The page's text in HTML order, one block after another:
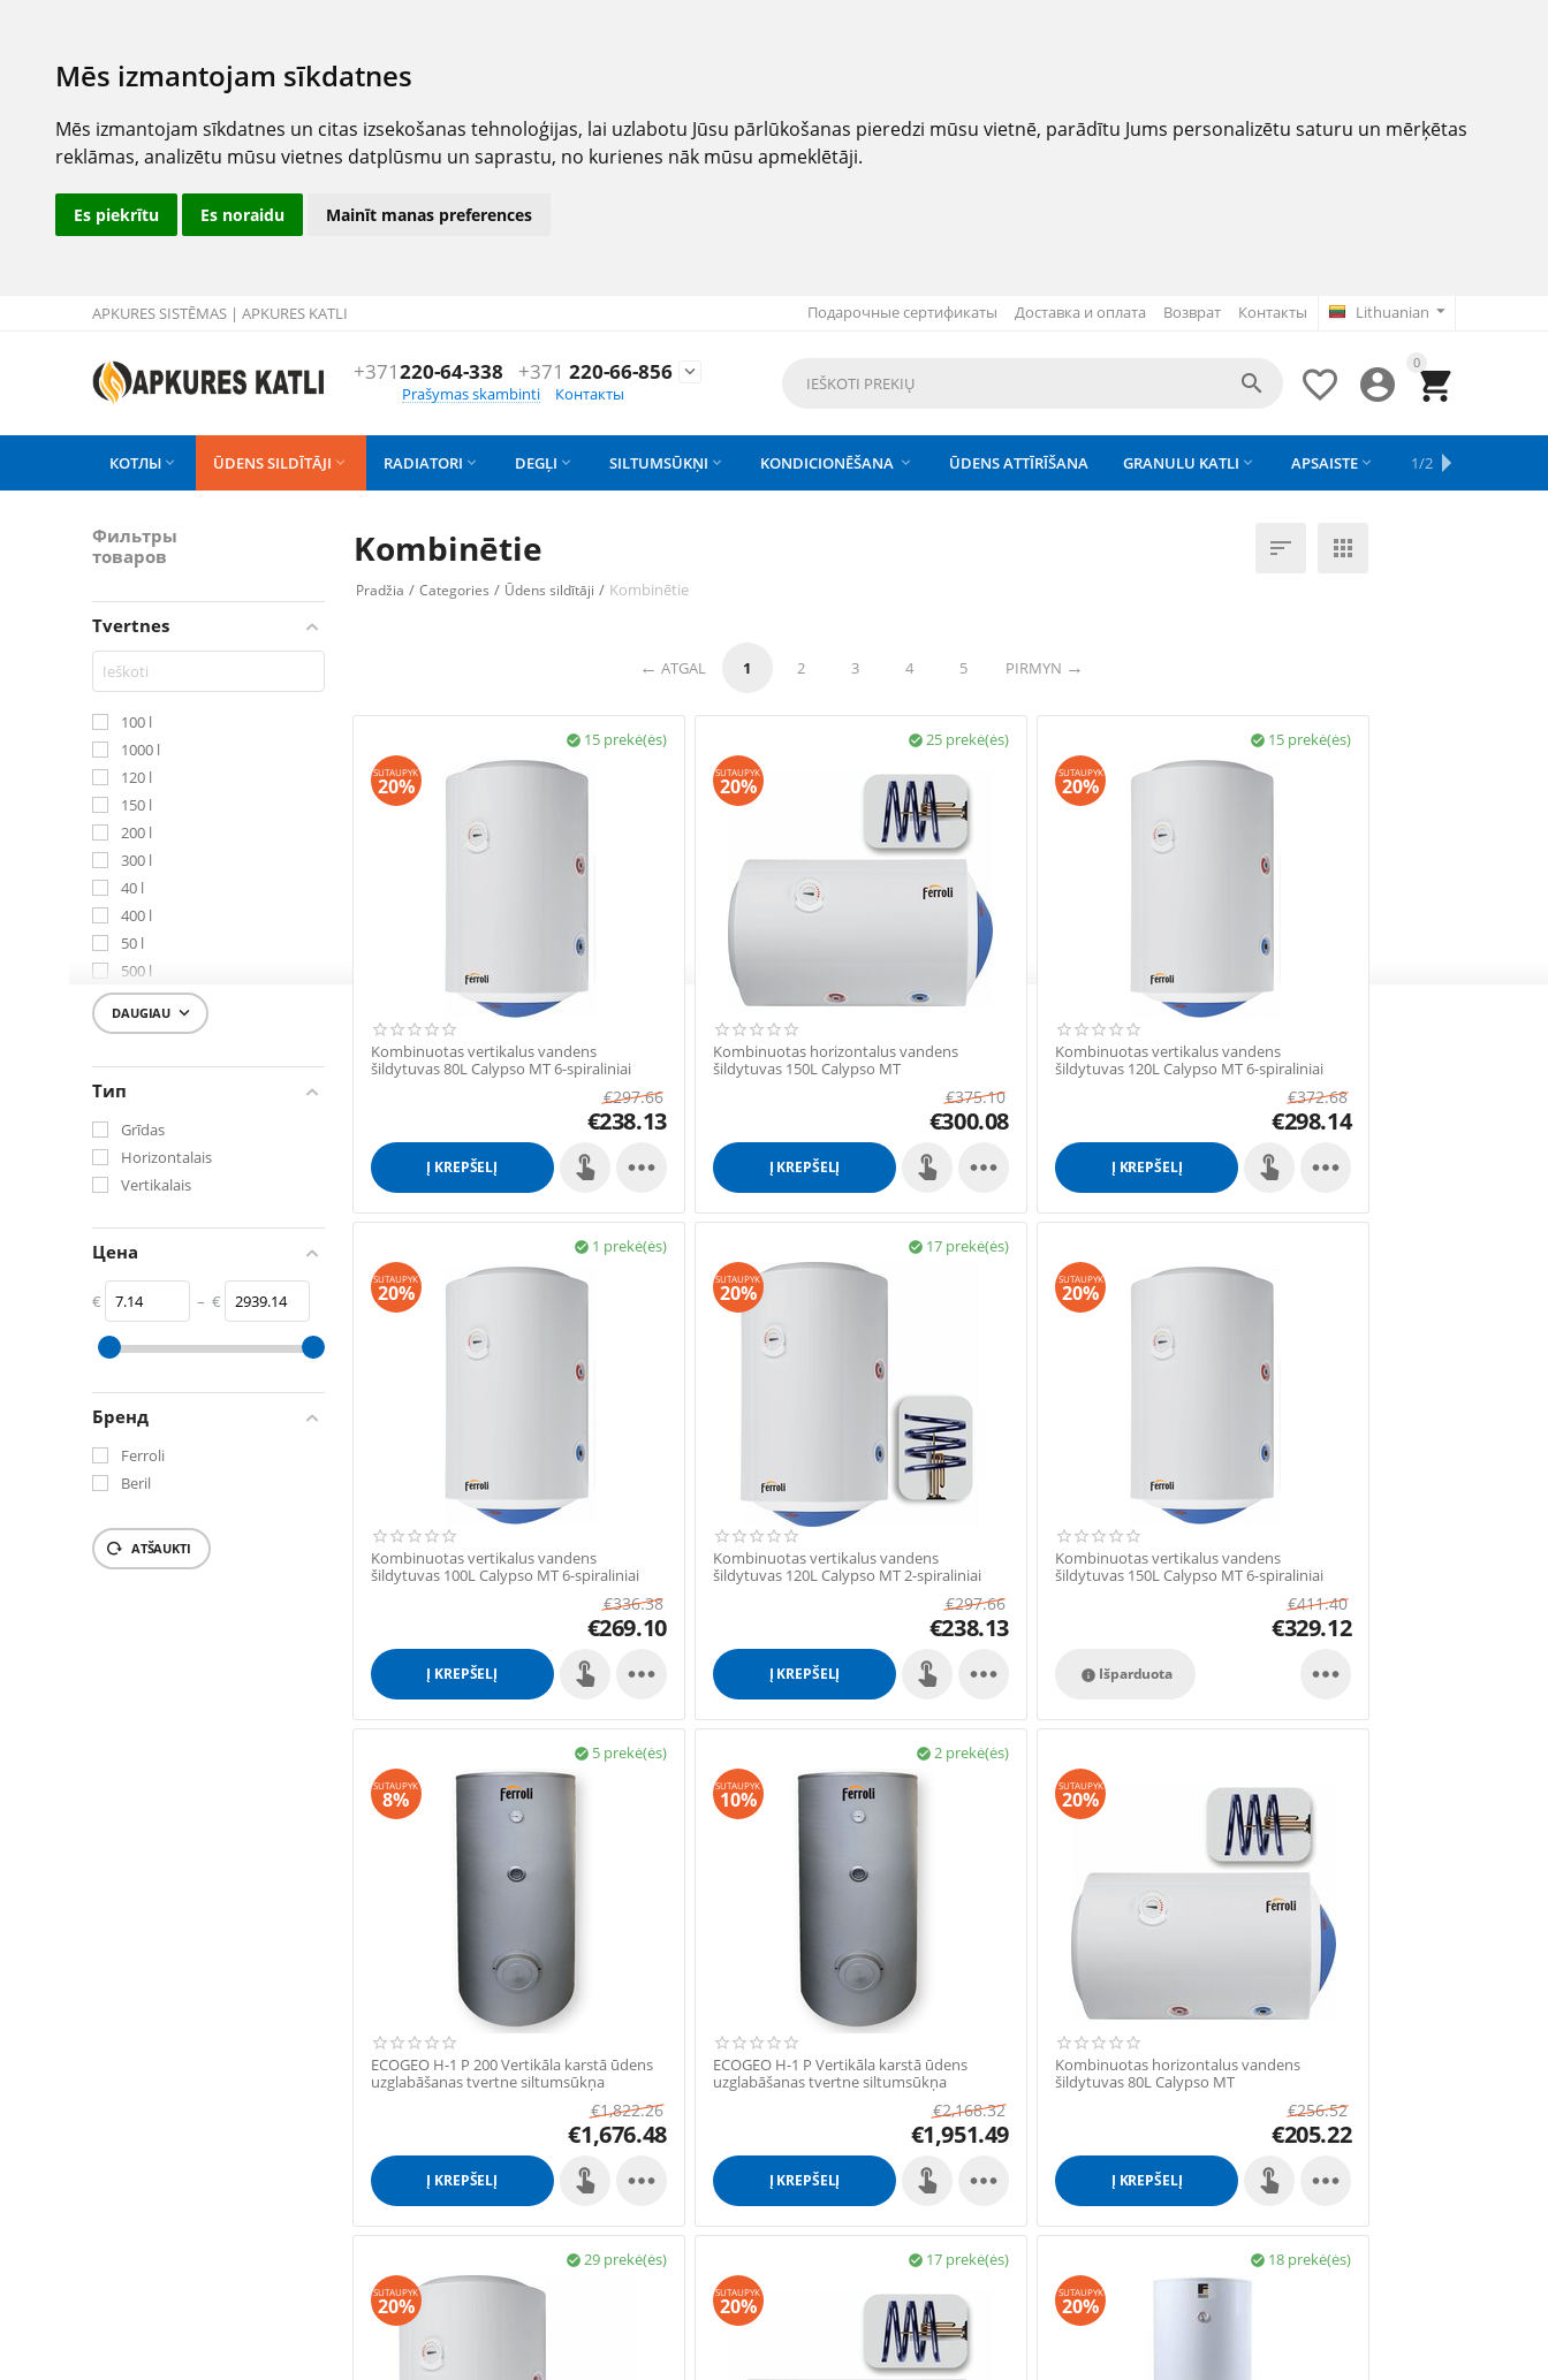
Mēs izmantojam sīkdatnes
Mēs izmantojam sīkdatnes un citas izsekošanas tehnoloģijas, lai uzlabotu Jūsu pārlūkošanas pieredzi mūsu vietnē, parādītu Jums personalizētu saturu un mērķētas
reklāmas, analizētu mūsu vietnes datplūsmu un saprastu, no kurienes nāk mūsu apmeklētāji.
Es piekrītu Es noraidu Mainīt manas preferences
APKURES SISTĒMAS | APKURES KATLI Lithuanian
Подарочные сертификаты Доставка и оплата Возврат Контакты
+371220-64-338 +371 220-66-856

Prašymas skambinti
Контакты
0




КОТЛЫ  ŪDENS SILDĪTĀJI  RADIATORI  DEGĻI  SILTUMSŪKŅI  KONDICIONĒŠANA  ŪDENS ATTĪRĪŠANA GRANULU KATLI  APSAISTE  REZERVES DAĻAS
1/2
Фильтры
товаров
Tvertnes
100 l
1000 l
120 l
150 l
200 l
300 l
40 l
400 l
50 l
500 l
80 l
DAUGIAU 
Тип
Grīdas
Horizontalais
Vertikalais
Цена
€ – €
7.14 2939.14
Бренд
Ferroli
Beril
ATŠAUKTI
Kombinētie
Pradžia / Categories / Ūdens sildītāji / Kombinētie
ATGAL 1 2 3 4 5 PIRMYN
 
15 prekė(ės)

SUTAUPYK
20%
Kombinuotas vertikalus vandens
šildytuvas 80L Calypso MT 6-spiraliniai
€297.66
€238.13
Į KREPŠELĮ 
25 prekė(ės)

SUTAUPYK
20%
Kombinuotas horizontalus vandens
šildytuvas 150L Calypso MT
€375.10
€300.08
Į KREPŠELĮ 
15 prekė(ės)

SUTAUPYK
20%
Kombinuotas vertikalus vandens
šildytuvas 120L Calypso MT 6-spiraliniai
€372.68
€298.14
Į KREPŠELĮ 
1 prekė(ės)

SUTAUPYK
20%
Kombinuotas vertikalus vandens
šildytuvas 100L Calypso MT 6-spiraliniai
€336.38
€269.10
Į KREPŠELĮ 
17 prekė(ės)

SUTAUPYK
20%
Kombinuotas vertikalus vandens
šildytuvas 120L Calypso MT 2-spiraliniai
€297.66
€238.13
Į KREPŠELĮ 
SUTAUPYK
20%
Kombinuotas vertikalus vandens
šildytuvas 150L Calypso MT 6-spiraliniai
€411.40
€329.12
Išparduota
 
5 prekė(ės)

SUTAUPYK
8%
ECOGEO H-1 P 200 Vertikāla karstā ūdens
uzglabāšanas tvertne siltumsūkņa
€1,822.26
€1,676.48
Į KREPŠELĮ 
2 prekė(ės)

SUTAUPYK
10%
ECOGEO H-1 P Vertikāla karstā ūdens
uzglabāšanas tvertne siltumsūkņa
€2,168.32
€1,951.49
Į KREPŠELĮ 
SUTAUPYK
20%
Kombinuotas horizontalus vandens
šildytuvas 80L Calypso MT
€256.52
€205.22
Į KREPŠELĮ 
29 prekė(ės)

SUTAUPYK
20%
17 prekė(ės)

SUTAUPYK
20%
18 prekė(ės)

SUTAUPYK
20%